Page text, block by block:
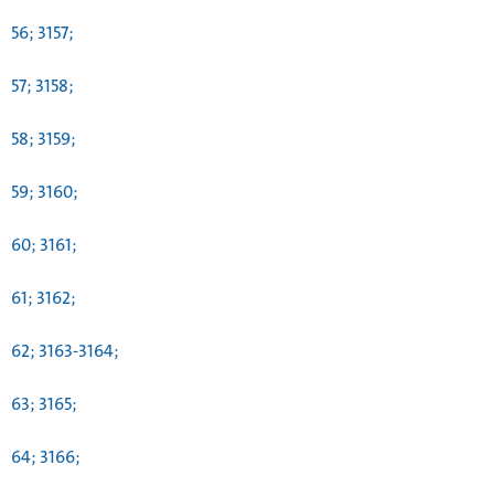
56; 3157;
57; 3158;
58; 3159;
59; 3160;
60; 3161;
61; 3162;
62; 3163-3164;
63; 3165;
64; 3166;